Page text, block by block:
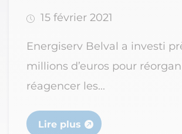
15 février 2021
Energiserv Belval a investi
millions d’euros pour
réagencer les...
Lire plus